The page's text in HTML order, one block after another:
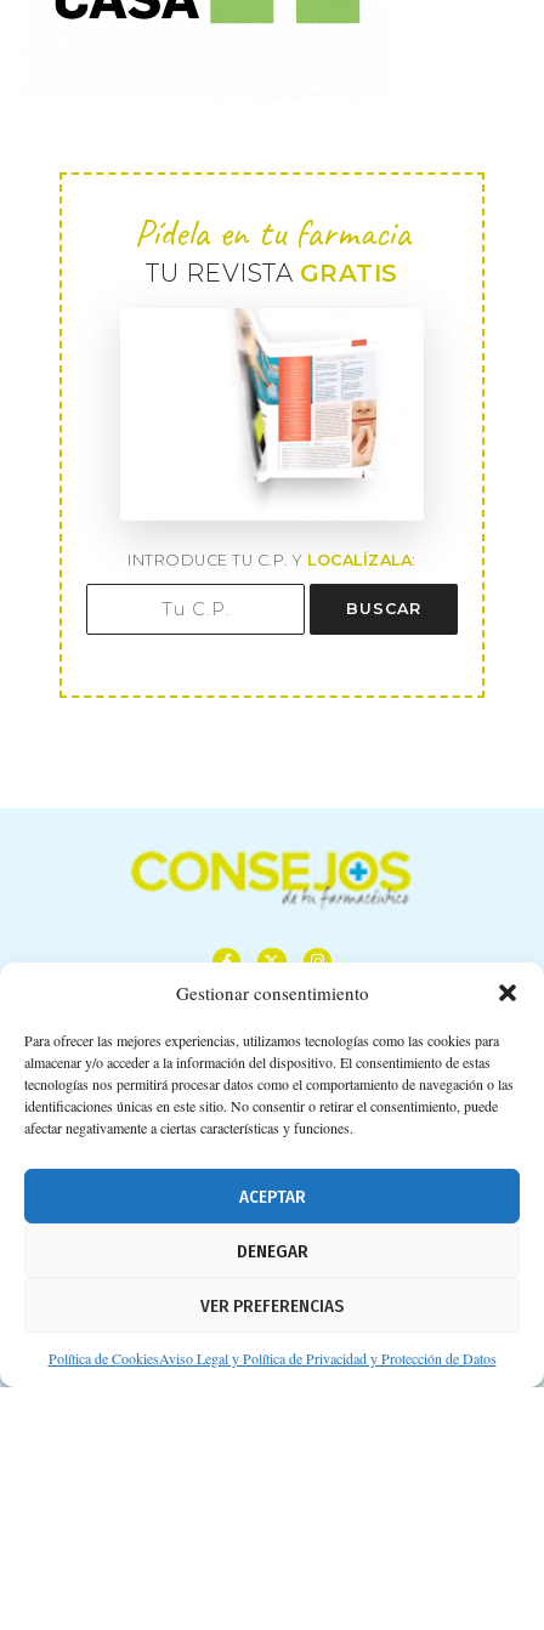
Gestionar consentimiento
Para ofrecer las mejores experiencias, utilizamos tecnologías como las cookies para
almacenar y/o acceder a la información del dispositivo. El consentimiento de estas
tecnologías nos permitirá procesar datos como el comportamiento de navegación o las
identificaciones únicas en este sitio. No consentir o retirar el consentimiento, puede
afectar negativamente a ciertas características y funciones.
ACEPTAR
DENEGAR
VER PREFERENCIAS
Política de CookiesAviso Legal y Política de Privacidad y Protección de Datos
Pídela en tu farmacia
TU REVISTA GRATIS
INTRODUCE TU C.P. Y LOCALÍZALA:
BUSCAR
Calle Camino de los Descubrimientos, 11,
Planta 3ª 41092 – Sevilla
674 02 62 03
Aviso legal
Protección de datos personales
Suscripción a Newsletter